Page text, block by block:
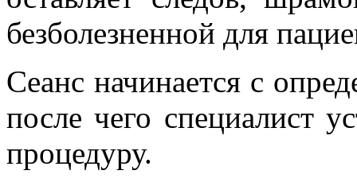
безболезненной для
Сеанс начинается с
после чего специалист
процедуру.